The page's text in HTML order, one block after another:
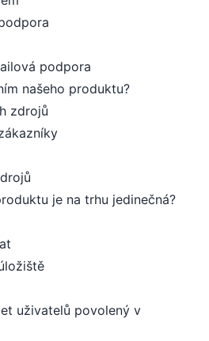
podpora
našeho produktu?
zdrojů
je na trhu jedinečná?
uživatelů povolený v